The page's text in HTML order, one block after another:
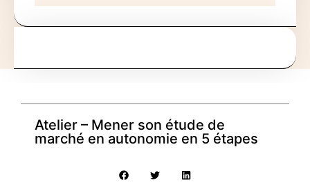
Atelier – Mener son étude de
marché en autonomie en 5 étapes